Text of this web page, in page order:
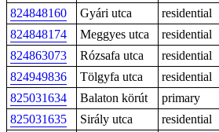
824848160 Gyári utca residential
824848174
Meggyes utca residential
824863073
Rózsafa utca residential
824949836
Tölgyfa utca
residential
825031634
Balaton körút primary
825031635
Sirály utca residential